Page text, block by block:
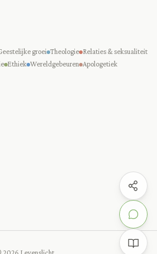
groei Theologie Relaties & seksualiteit
Ethiek Wereldgebeuren Apologetiek